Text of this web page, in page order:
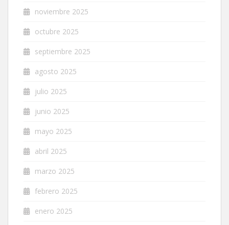
noviembre 2025
octubre 2025
septiembre 2025
agosto 2025
julio 2025
junio 2025
mayo 2025
abril 2025
marzo 2025
febrero 2025
enero 2025